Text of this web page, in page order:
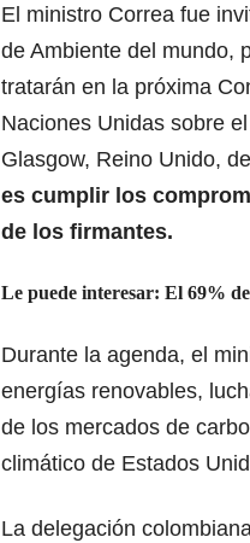
El ministro Correa fue
de Ambiente del mundo,
tratarán en la próxima
Naciones Unidas sobre
Glasgow, Reino Unido,
es cumplir los
de los firmantes.
Le puede interesar: El 69%
Durante la agenda, el
energías renovables,
de los mercados de
climático de Estados
La delegación